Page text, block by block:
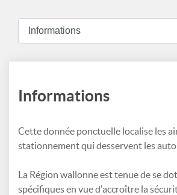
Informations
Cette donnée ponctuelle localise les
stationnement qui desservent les
La Région wallonne est tenue de se
spécifiques en vue d'accroître la